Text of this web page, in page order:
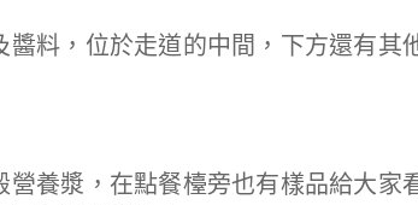
醬料，位於走道的中間，下方還有其
營養漿，在點餐檯旁也有樣品給大家